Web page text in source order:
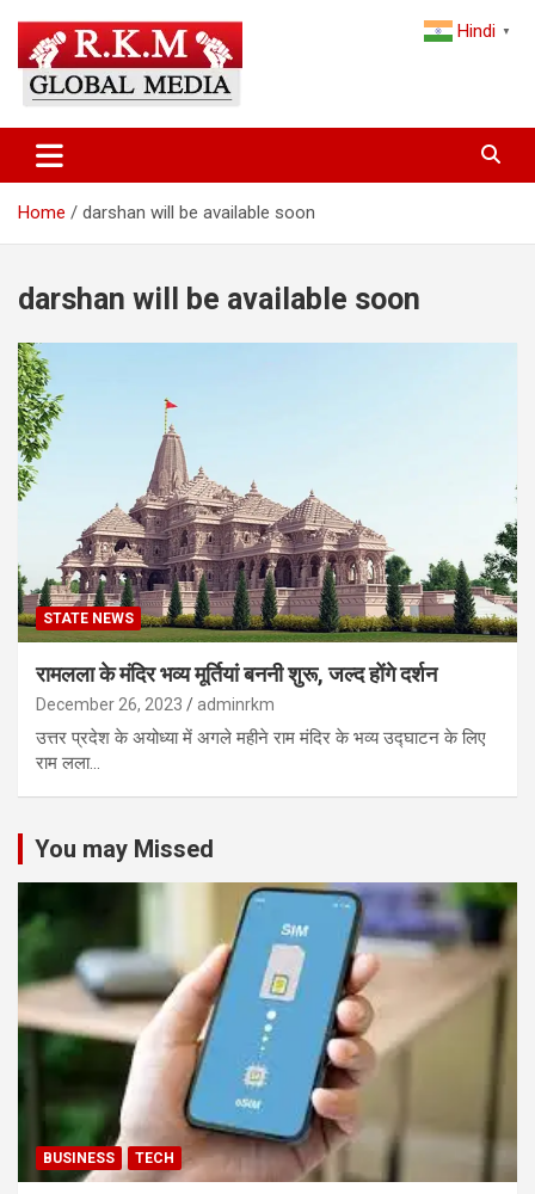
content
Latest Hindi News & Breaking
News – RKM Global Media
and the World
Home darshan will be available soon
darshan will be available soon
STATE NEWS
रामलला के मंदिर भव्य मूर्तियां बननी शुरू, जल्द होंगे दर्शन
December 26, 2023 adminrkm
उत्तर प्रदेश के अयोध्या में अगले महीने राम मंदिर के भव्य उद्घाटन के लिए
राम लला…
You may Missed
BUSINESS TECH
Hindi ▼